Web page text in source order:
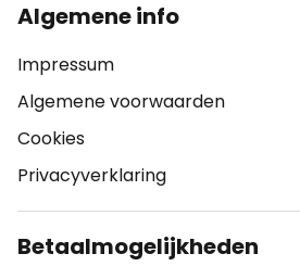
Algemene info
Impressum
Algemene voorwaarden
Cookies
Privacyverklaring
Betaalmogelijkheden